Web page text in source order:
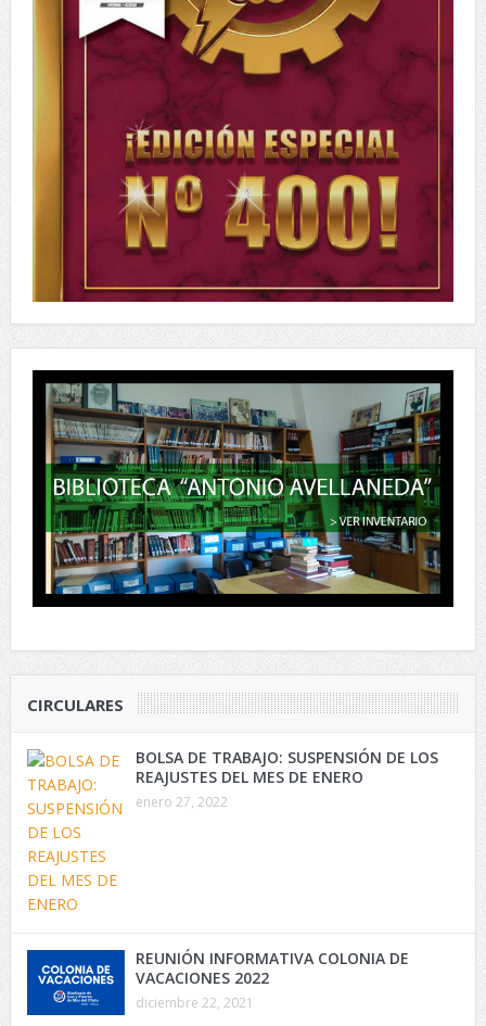
CIRCULARES
BOLSA DE TRABAJO: SUSPENSIÓN DE LOS
REAJUSTES DEL MES DE ENERO
enero 27, 2022
REUNIÓN INFORMATIVA COLONIA DE
VACACIONES 2022
diciembre 22, 2021